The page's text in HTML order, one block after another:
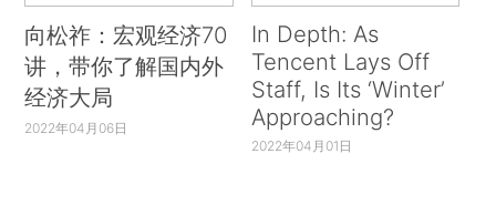
向松祚：宏观经济70
讲，带你了解国内外
经济大局
2022年04月06日
In Depth: As
Tencent Lays Off
Staff, Is Its ‘Winter’
Approaching?
2022年04月01日